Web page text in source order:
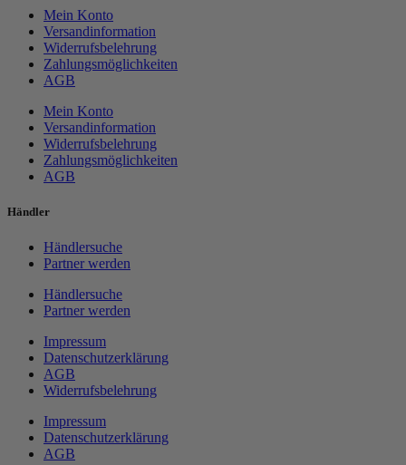
Mein Konto
Versandinformation
Widerrufsbelehrung
Zahlungsmöglichkeiten
AGB
Mein Konto
Versandinformation
Widerrufsbelehrung
Zahlungsmöglichkeiten
AGB
Händler
Händlersuche
Partner werden
Händlersuche
Partner werden
Impressum
Datenschutzerklärung
AGB
Widerrufsbelehrung
Impressum
Datenschutzerklärung
AGB